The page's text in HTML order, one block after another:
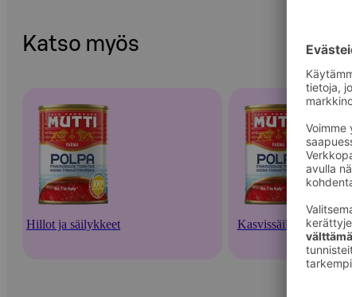
Katso myös
Hillot ja säilykkeet Kasvissäilykkeet